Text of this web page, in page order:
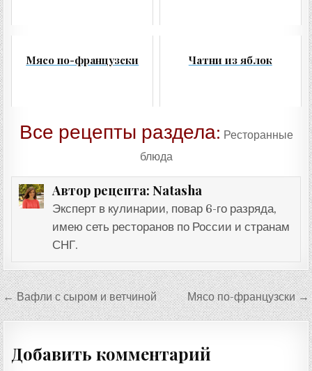
Мясо по-французски Чатни из яблок
Все рецепты раздела: Ресторанные
блюда
Автор рецепта: Natasha
Эксперт в кулинарии, повар 6-го разряда,
имею сеть ресторанов по России и странам
СНГ.
Навигация
по
← Вафли с сыром и ветчиной Мясо по-французски →
Добавить комментарий